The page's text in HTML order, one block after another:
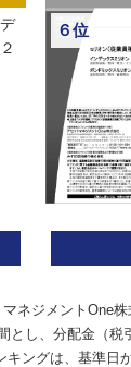
６位
ネジメントOne
し、分配金（税
ングは、基準日